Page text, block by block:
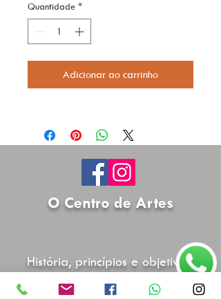
Quantidade *
Adicionar ao carrinho
O Centro de Artes
História, princípios e objetivos
Saiba Mais >>